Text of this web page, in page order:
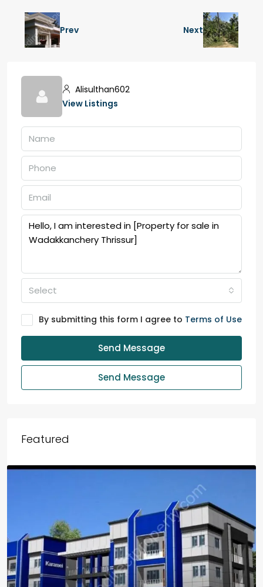
Prev Next
Alisulthan602
View Listings
Select
By submitting this form I agree to Terms of Use
Send Message
Send Message
Featured